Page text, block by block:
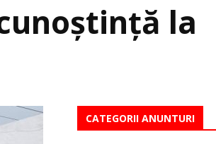
la
CATEGORII ANUNTURI